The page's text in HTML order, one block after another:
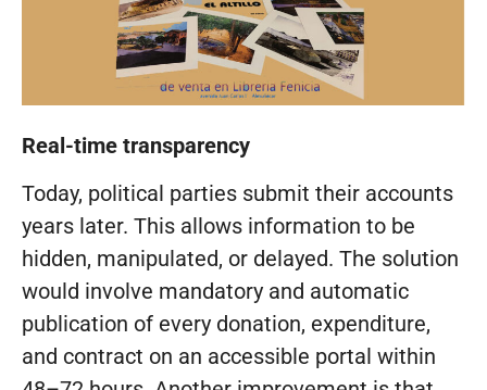
Real-time transparency
Today, political parties submit their accounts
years later. This allows information to be
hidden, manipulated, or delayed. The solution
would involve mandatory and automatic
publication of every donation, expenditure,
and contract on an accessible portal within